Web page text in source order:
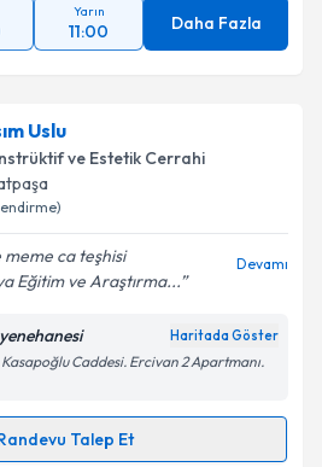
Yarın
11:00 Daha Fazla
Uslu
ve Estetik Cerrahi
ca teşhisi
Eğitim ve Araştırma...
Devamı
Haritada Göster
Caddesi. Ercivan 2 Apartmanı.
Talep Et
Talebi